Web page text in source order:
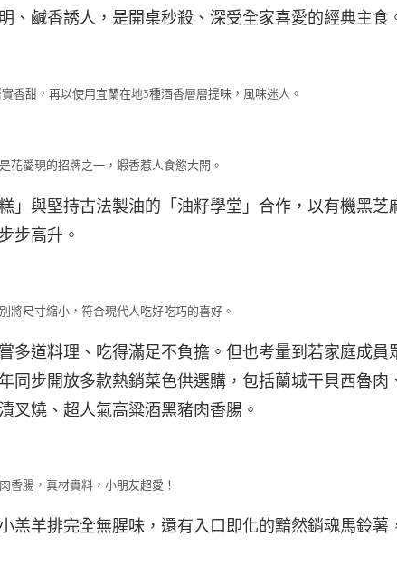
、鹹香誘人，是開桌秒殺、深受全家喜愛的經典主食
香甜，再以使用宜蘭在地3種酒香層層提味，風味迷人。
花愛現的招牌之一，蝦香惹人食慾大開。
」與堅持古法製油的「油籽學堂」合作，以有機黑芝
步高升。
將尺寸縮小，符合現代人吃好吃巧的喜好。
多道料理、吃得滿足不負擔。但也考量到若家庭成員
同步開放多款熱銷菜色供選購，包括蘭城干貝西魯肉
叉燒、超人氣高粱酒黑豬肉香腸。
香腸，真材實料，小朋友超愛！
羔羊排完全無腥味，還有入口即化的黯然銷魂馬鈴薯